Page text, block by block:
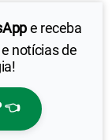
e receba
notícias de
👈